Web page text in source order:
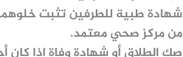
شهادة طبية للطرفين تثبت
من مركز صحي معتمد.